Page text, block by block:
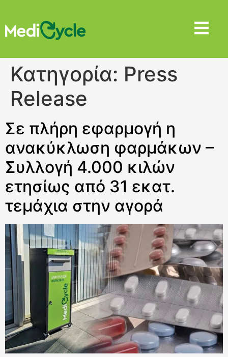
Κατηγορία: Press
Release
Σε πλήρη εφαρμογή η
ανακύκλωση φαρμάκων –
Συλλογή 4.000 κιλών
ετησίως από 31 εκατ.
τεμάχια στην αγορά